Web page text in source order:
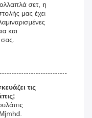
σετ, η
μας έχει
και
τις